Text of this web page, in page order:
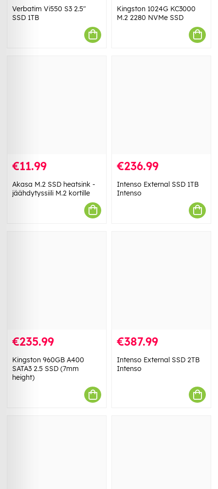
Verbatim Vi550 S3 2.5"
SSD 1TB
Kingston 1024G KC3000
M.2 2280 NVMe SSD
€11.99
Akasa M.2 SSD heatsink -
jäähdytyssiili M.2 kortille
€236.99
Intenso External SSD 1TB
Intenso
€235.99
Kingston 960GB A400
SATA3 2.5 SSD (7mm
height)
€387.99
Intenso External SSD 2TB
Intenso